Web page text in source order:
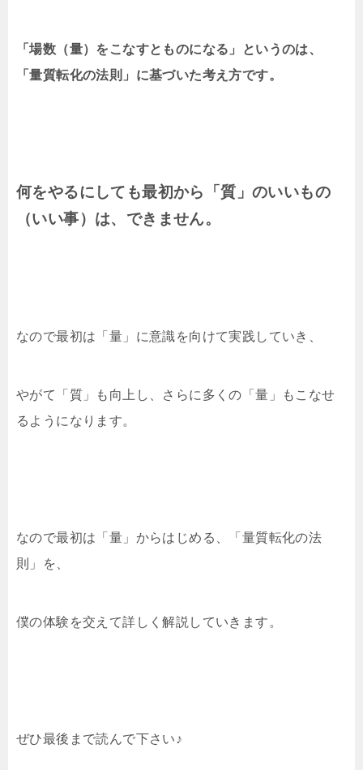
「場数（量）をこなすとものになる」というのは、
「量質転化の法則」に基づいた考え方です。
何をやるにしても最初から「質」のいいもの
（いい事）は、できません。
なので最初は「量」に意識を向けて実践していき、
やがて「質」も向上し、さらに多くの「量」もこなせ
るようになります。
なので最初は「量」からはじめる、「量質転化の法
則」を、
僕の体験を交えて詳しく解説していきます。
ぜひ最後まで読んで下さい♪